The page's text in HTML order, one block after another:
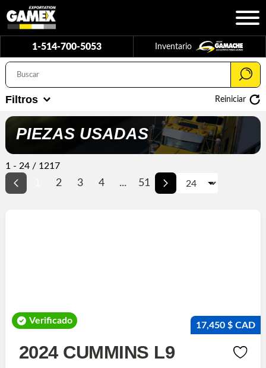
1-514-700-5053 Inventario
Filtros Reiniciar
PIEZAS USADAS
1 - 24 / 1217
2 3 4 ... 51
Verificado 17,450 $ CAD
2024 CUMMINS L9